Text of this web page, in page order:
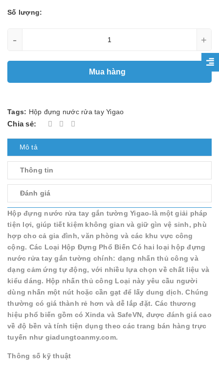
Số lượng:
- +
Mua hàng
Tags: Hộp đựng nước rửa tay Yigao
Chia sẻ:
Mô tả
Thông tin
Đánh giá
Hộp đựng nước rửa tay gắn tường Yigao-là một giải pháp
tiện lợi, giúp tiết kiệm không gian và giữ gìn vệ sinh, phù
hợp cho cả gia đình, văn phòng và các khu vực công
cộng. Các Loại Hộp Đựng Phổ Biến Có hai loại hộp đựng
nước rửa tay gắn tường chính: dạng nhấn thủ công và
dạng cảm ứng tự động, với nhiều lựa chọn về chất liệu và
kiểu dáng. Hộp nhấn thủ công Loại này yêu cầu người
dùng nhấn một nút hoặc cần gạt để lấy dung dịch. Chúng
thường có giá thành rẻ hơn và dễ lắp đặt. Các thương
hiệu phổ biến gồm có Xinda và SafeVN, được đánh giá cao
về độ bền và tính tiện dụng theo các trang bán hàng trực
tuyến như giadungtoanmy.com.
Thông số kỹ thuật